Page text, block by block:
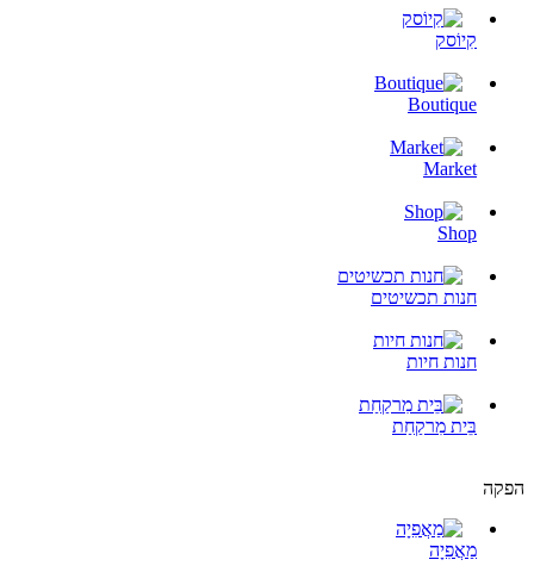
קִיוֹסק
Boutique
Market
Shop
חנות תכשיטים
חנות חיות
בֵּית מִרקַחַת
הפקה
מַאֲפִיָה